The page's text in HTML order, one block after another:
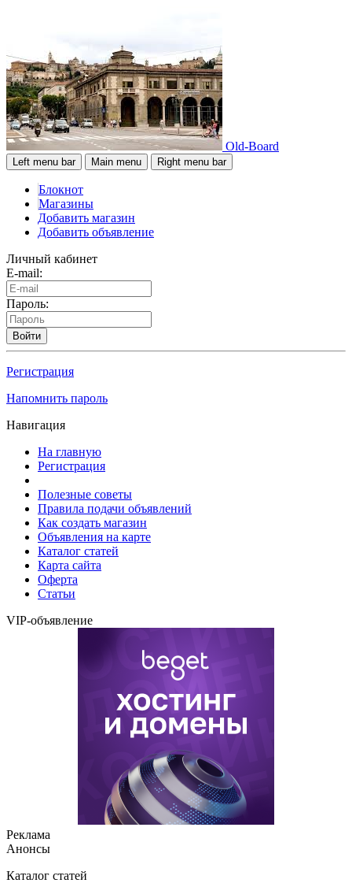
Old-Board
Left menu bar Main menu Right menu bar
Блокнот
Магазины
Добавить магазин
Добавить объявление
Личный кабинет
E-mail:
Пароль:
Войти
Регистрация
Напомнить пароль
Навигация
На главную
Регистрация
Полезные советы
Правила подачи объявлений
Как создать магазин
Объявления на карте
Каталог статей
Карта сайта
Оферта
Статьи
VIP-объявление
Реклама
Анонсы
Каталог статей